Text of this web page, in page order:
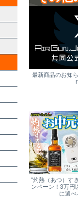
最新商品のお知
"灼熱（あつ）す
ンペーン！3万円
に選べ